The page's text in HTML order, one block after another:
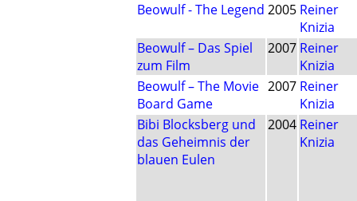
Beowulf - The Legend 2005 Reiner
Knizia
Beowulf – Das Spiel
zum Film
2007 Reiner
Knizia
Beowulf – The Movie
Board Game
2007 Reiner
Knizia
Bibi Blocksberg und
das Geheimnis der
blauen Eulen
2004 Reiner
Knizia